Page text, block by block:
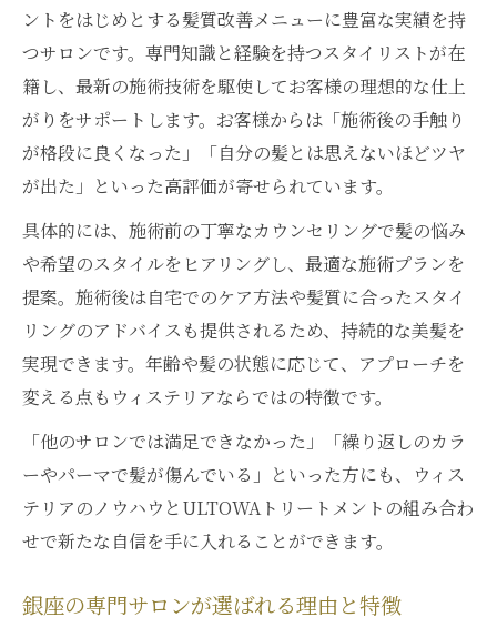
方法
仕上がりの質に差が出るカウンセリングの
重要性
ダメージへの配慮がサロン選びの決め手に
なる理由
髪質や悩みに合わせた施術プランの立て方
ウィステリアで実感する美髪へのステップ
継続で実感する美髪効果とトリートメント選び
ULTOWAトリートメント継続で髪質改善を
体感
自分に合ったトリートメント選びのポイン
ト
ウィステリア銀座のこだわり施術と効果解
説
美髪を保つための継続ケアと通い方のヒン
ト
トリートメント継続回数と効果の違いにつ
ントをはじめとする髪質改善メニューに豊富な実績を持
つサロンです。専門知識と経験を持つスタイリストが在
籍し、最新の施術技術を駆使してお客様の理想的な仕上
がりをサポートします。お客様からは「施術後の手触り
が格段に良くなった」「自分の髪とは思えないほどツヤ
が出た」といった高評価が寄せられています。
具体的には、施術前の丁寧なカウンセリングで髪の悩み
や希望のスタイルをヒアリングし、最適な施術プランを
提案。施術後は自宅でのケア方法や髪質に合ったスタイ
リングのアドバイスも提供されるため、持続的な美髪を
実現できます。年齢や髪の状態に応じて、アプローチを
変える点もウィステリアならではの特徴です。
「他のサロンでは満足できなかった」「繰り返しのカラ
ーやパーマで髪が傷んでいる」といった方にも、ウィス
テリアのノウハウとULTOWAトリートメントの組み合わ
せで新たな自信を手に入れることができます。
銀座の専門サロンが選ばれる理由と特徴